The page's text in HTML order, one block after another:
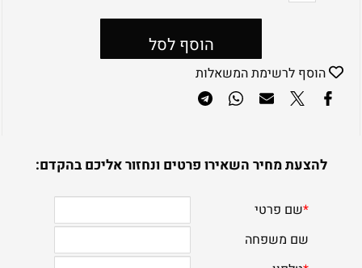
הוסף לסל
הוסף לרשימת המשאלות
להצעת מחיר השאירו פרטים ונחזור אליכם בהקדם: